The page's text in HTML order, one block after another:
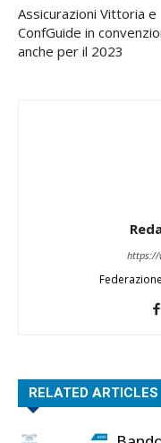
Assicurazioni Vittoria e
ConfGuide in
anche per il 2023
https://
RELATED ARTICLES